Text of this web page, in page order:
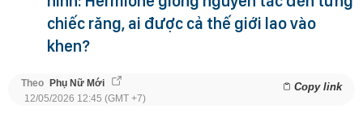
chiếc răng, ai được cả thế giới lao vào
khen?
Theo Phụ Nữ Mới Copy link
12/05/2026 12:45 (GMT +7)